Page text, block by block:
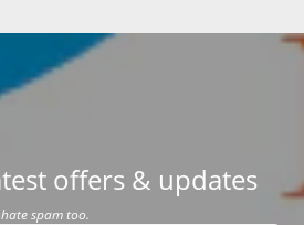
offers & updates
hate spam too.